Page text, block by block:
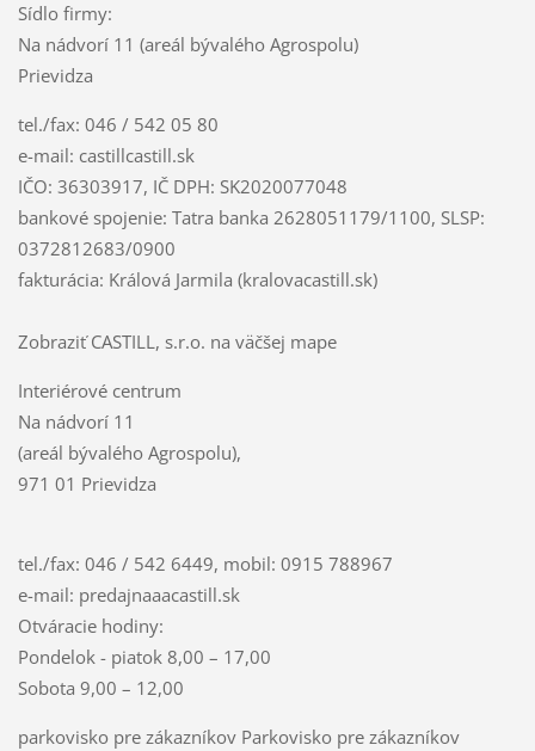
Sídlo firmy:
Na nádvorí 11 (areál bývalého Agrospolu)
Prievidza
tel./fax: 046 / 542 05 80
e-mail: castillcastill.sk
IČO: 36303917, IČ DPH: SK2020077048
bankové spojenie: Tatra banka 2628051179/1100, SLSP:
0372812683/0900
fakturácia: Králová Jarmila (kralovacastill.sk)
Zobraziť CASTILL, s.r.o. na väčšej mape
Interiérové centrum
Na nádvorí 11
(areál bývalého Agrospolu),
971 01 Prievidza
tel./fax: 046 / 542 6449, mobil: 0915 788967
e-mail: predajnaaacastill.sk
Otváracie hodiny:
Pondelok - piatok 8,00 – 17,00
Sobota 9,00 – 12,00
parkovisko pre zákazníkov Parkovisko pre zákazníkov